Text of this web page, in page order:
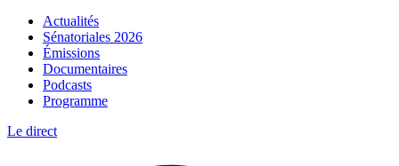
Actualités
Sénatoriales 2026
Émissions
Documentaires
Podcasts
Programme
Le direct